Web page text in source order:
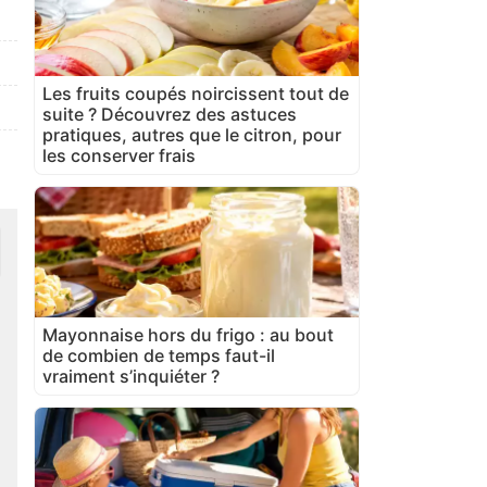
Les fruits coupés noircissent tout de
suite ? Découvrez des astuces
pratiques, autres que le citron, pour
les conserver frais
Mayonnaise hors du frigo : au bout
de combien de temps faut-il
vraiment s’inquiéter ?